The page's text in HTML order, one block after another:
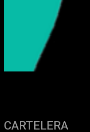
CARTELERA